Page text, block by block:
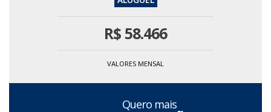
R$ 58.466
VALORES MENSAL
Quero mais